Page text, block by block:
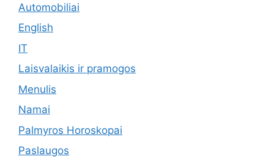
Automobiliai
English
IT
Laisvalaikis ir pramogos
Menulis
Namai
Palmyros Horoskopai
Paslaugos